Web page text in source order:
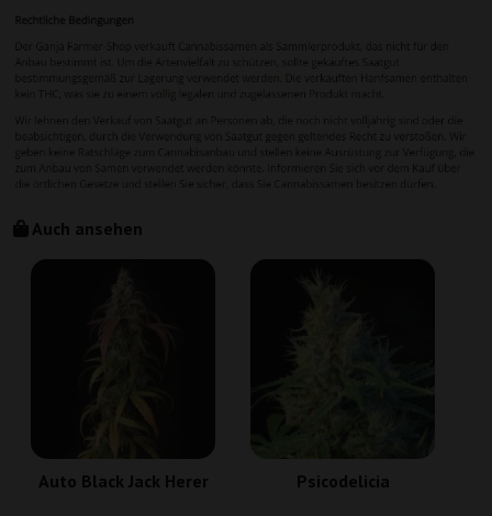
Auch ansehen
Auto Black Jack Herer Psicodelicia